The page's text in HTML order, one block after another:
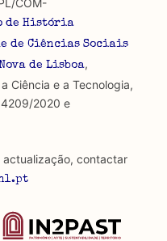
de História
de Ciências Sociais
de Lisboa,
Ciência e a Tecnologia,
2020 e
actualização, contactar